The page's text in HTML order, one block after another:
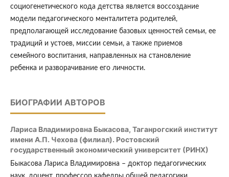
социогенетического кода детства является воссоздание
модели педагогического менталитета родителей,
предполагающей исследование базовых ценностей семьи, ее
традиций и устоев, миссии семьи, а также приемов
семейного воспитания, направленных на становление
ребенка и разворачивание его личности.
БИОГРАФИИ АВТОРОВ
Лариса Владимировна Быкасова, Таганрогский институт
имени А.П. Чехова (филиал). Ростовский
государственный экономический университет (РИНХ)
Быкасова Лариса Владимировна – доктор педагогических